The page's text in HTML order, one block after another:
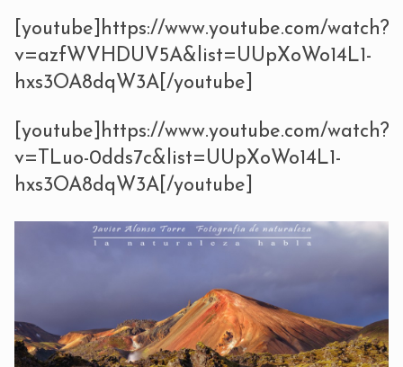
[youtube]https://www.youtube.com/watch?
v=azfWVHDUV5A&list=UUpXoWo14L1-
hxs3OA8dqW3A[/youtube]
[youtube]https://www.youtube.com/watch?
v=TLuo-0dds7c&list=UUpXoWo14L1-
hxs3OA8dqW3A[/youtube]